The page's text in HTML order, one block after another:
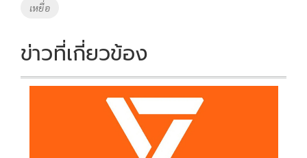
เหยื่อ
ข่าวที่เกี่ยวข้อง